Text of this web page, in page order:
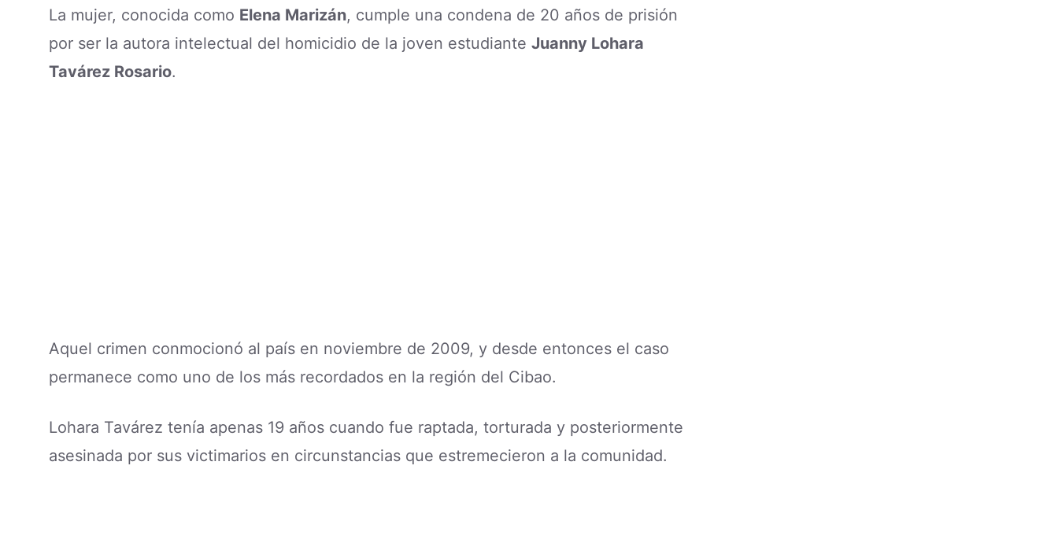
La mujer, conocida como Elena Marizán, cumple una condena de 20 años de prisión
por ser la autora intelectual del homicidio de la joven estudiante Juanny Lohara
Tavárez Rosario.
Aquel crimen conmocionó al país en noviembre de 2009, y desde entonces el caso
permanece como uno de los más recordados en la región del Cibao.
Lohara Tavárez tenía apenas 19 años cuando fue raptada, torturada y posteriormente
asesinada por sus victimarios en circunstancias que estremecieron a la comunidad.